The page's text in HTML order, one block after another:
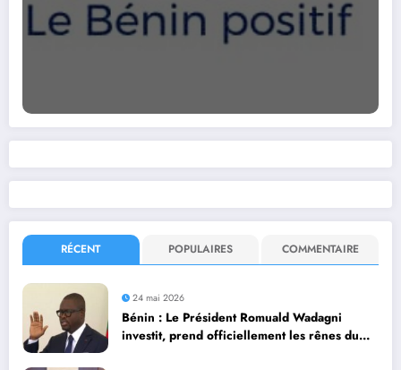
RÉCENT POPULAIRES COMMENTAIRE
24 mai 2026
Bénin : Le Président Romuald Wadagni
investit, prend officiellement les rênes du